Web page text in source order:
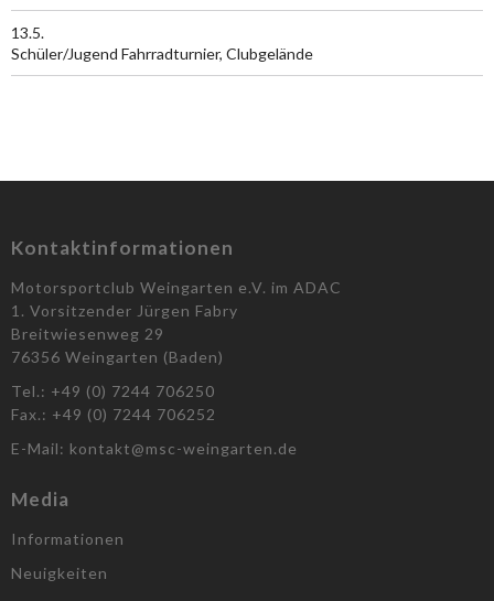
13.5.
Schüler/Jugend Fahrradturnier, Clubgelände
Kontaktinformationen
Motorsportclub Weingarten e.V. im ADAC
1. Vorsitzender Jürgen Fabry
Breitwiesenweg 29
76356 Weingarten (Baden)
Tel.: +49 (0) 7244 706250
Fax.: +49 (0) 7244 706252
E-Mail: kontakt@msc-weingarten.de
Media
Informationen
Neuigkeiten